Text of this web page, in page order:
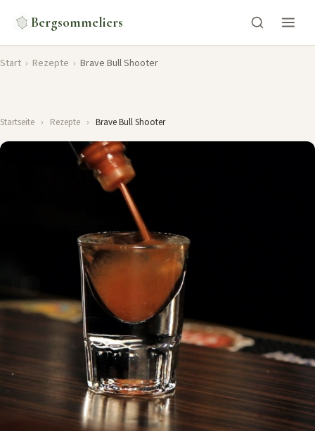
Bergsommeliers
Start › Rezepte › Brave Bull Shooter
Startseite › Rezepte › Brave Bull Shooter